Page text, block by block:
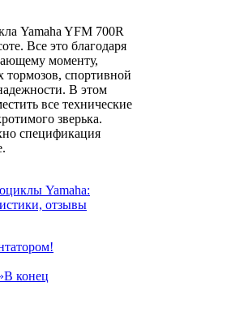
Yamaha YFM 700R
Все это благодаря
моменту,
спортивной
В этом
все технические
зверька.
спецификация
Yamaha:
отзывы
В конец